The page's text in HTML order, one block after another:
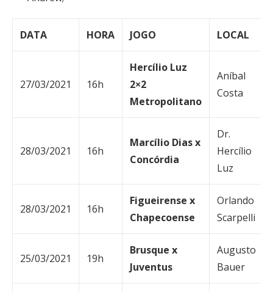
DATA HORA JOGO LOCAL
27/03/2021 16h
Hercílio Luz
2×2
Metropolitano
Aníbal
Costa
28/03/2021 16h
Marcílio Dias x
Concórdia
Dr.
Hercílio
Luz
28/03/2021 16h
Figueirense x
Chapecoense
Orlando
Scarpelli
25/03/2021 19h
Brusque x
Juventus
Augusto
Bauer